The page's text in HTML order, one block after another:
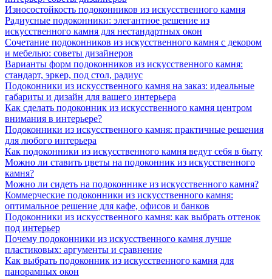
Износостойкость подоконников из искусственного камня
Радиусные подоконники: элегантное решение из
искусственного камня для нестандартных окон
Сочетание подоконников из искусственного камня с декором
и мебелью: советы дизайнеров
Варианты форм подоконников из искусственного камня:
стандарт, эркер, под стол, радиус
Подоконники из искусственного камня на заказ: идеальные
габариты и дизайн для вашего интерьера
Как сделать подоконник из искусственного камня центром
внимания в интерьере?
Подоконники из искусственного камня: практичные решения
для любого интерьера
Как подоконники из искусственного камня ведут себя в быту
Можно ли ставить цветы на подоконник из искусственного
камня?
Можно ли сидеть на подоконнике из искусственного камня?
Коммерческие подоконники из искусственного камня:
оптимальное решение для кафе, офисов и банков
Подоконники из искусственного камня: как выбрать оттенок
под интерьер
Почему подоконники из искусственного камня лучше
пластиковых: аргументы и сравнение
Как выбрать подоконник из искусственного камня для
панорамных окон